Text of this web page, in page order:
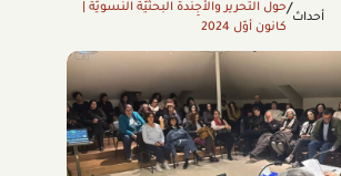
أحداث/حول التحرير والأَجِنْدة البحثيّة النسويّة |
كانون أوّل 2024